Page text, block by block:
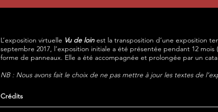
L’exposition virtuelle Vu de loinest la transposition d’une exposition
septembre 2017, l’exposition initiale a été présentée pendant 12
forme de panneaux. Elle a été accompagnée et prolongée par un
NB : Nous avons fait le choix de ne pas mettre à jour les textes de
Crédits